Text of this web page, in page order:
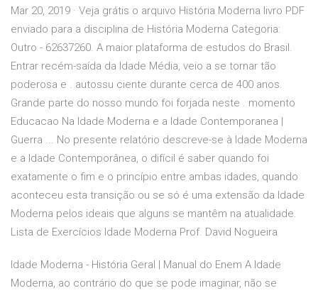
Mar 20, 2019 · Veja grátis o arquivo História Moderna livro PDF
enviado para a disciplina de História Moderna Categoria:
Outro - 62637260. A maior plataforma de estudos do Brasil.
Entrar recém-saída da Idade Média, veio a se tornar tão
poderosa e . autossu ciente durante cerca de 400 anos.
Grande parte do nosso mundo foi forjada neste . momento
Educacao Na Idade Moderna e a Idade Contemporanea |
Guerra ... No presente relatório descreve-se à Idade Moderna
e a Idade Contemporânea, o difícil é saber quando foi
exatamente o fim e o princípio entre ambas idades, quando
aconteceu esta transição ou se só é uma extensão da Idade
Moderna pelos ideais que alguns se mantêm na atualidade.
Lista de Exercícios Idade Moderna Prof. David Nogueira
Idade Moderna - História Geral | Manual do Enem A Idade
Moderna, ao contrário do que se pode imaginar, não se